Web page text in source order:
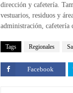
dirección y cafetería.
vestuarios, residuos y
administración, cafetería
Tags Regionales
Facebook